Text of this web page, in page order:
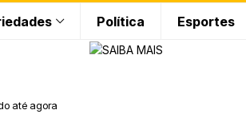
Política Esportes
até agora